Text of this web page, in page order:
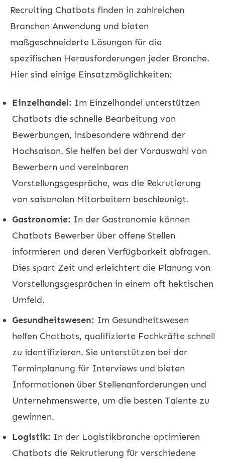
Recruiting Chatbots finden in zahlreichen
Branchen Anwendung und bieten
maßgeschneiderte Lösungen für die
spezifischen Herausforderungen jeder Branche.
Hier sind einige Einsatzmöglichkeiten:
Einzelhandel: Im Einzelhandel unterstützen
Chatbots die schnelle Bearbeitung von
Bewerbungen, insbesondere während der
Hochsaison. Sie helfen bei der Vorauswahl von
Bewerbern und vereinbaren
Vorstellungsgespräche, was die Rekrutierung
von saisonalen Mitarbeitern beschleunigt.
Gastronomie: In der Gastronomie können
Chatbots Bewerber über offene Stellen
informieren und deren Verfügbarkeit abfragen.
Dies spart Zeit und erleichtert die Planung von
Vorstellungsgesprächen in einem oft hektischen
Umfeld.
Gesundheitswesen: Im Gesundheitswesen
helfen Chatbots, qualifizierte Fachkräfte schnell
zu identifizieren. Sie unterstützen bei der
Terminplanung für Interviews und bieten
Informationen über Stellenanforderungen und
Unternehmenswerte, um die besten Talente zu
gewinnen.
Logistik: In der Logistikbranche optimieren
Chatbots die Rekrutierung für verschiedene